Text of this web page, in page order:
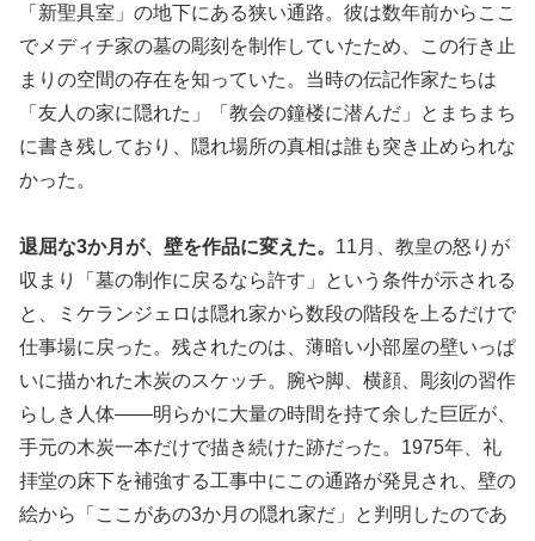
「新聖具室」の地下にある狭い通路。彼は数年前からここ
でメディチ家の墓の彫刻を制作していたため、この行き止
まりの空間の存在を知っていた。当時の伝記作家たちは
「友人の家に隠れた」「教会の鐘楼に潜んだ」とまちまち
に書き残しており、隠れ場所の真相は誰も突き止められな
かった。
退屈な3か月が、壁を作品に変えた。 11月、教皇の怒りが
収まり「墓の制作に戻るなら許す」という条件が示される
と、ミケランジェロは隠れ家から数段の階段を上るだけで
仕事場に戻った。残されたのは、薄暗い小部屋の壁いっぱ
いに描かれた木炭のスケッチ。腕や脚、横顔、彫刻の習作
らしき人体——明らかに大量の時間を持て余した巨匠が、
手元の木炭一本だけで描き続けた跡だった。1975年、礼
拝堂の床下を補強する工事中にこの通路が発見され、壁の
絵から「ここがあの3か月の隠れ家だ」と判明したのであ